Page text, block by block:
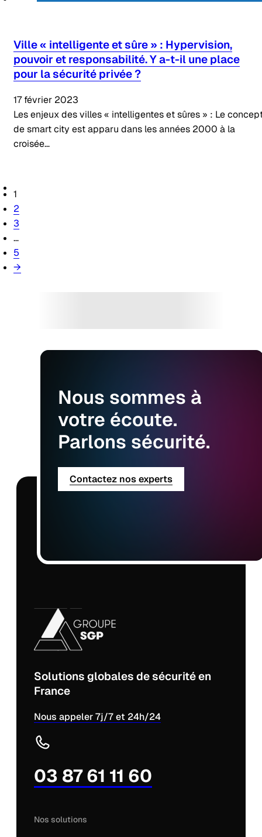
Ville « intelligente et sûre » : Hypervision,
pouvoir et responsabilité. Y a-t-il une place
pour la sécurité privée ?
17 février 2023
Les enjeux des villes « intelligentes et sûres » : Le
de smart city est apparu dans les années 2000 à la
croisée…
1
2
3
…
5
→
Nous sommes à
votre écoute.
Parlons sécurité.
Contactez nos experts
Solutions globales de sécurité en
France
Nous appeler 7j/7 et 24h/24
03 87 61 11 60
Nos solutions